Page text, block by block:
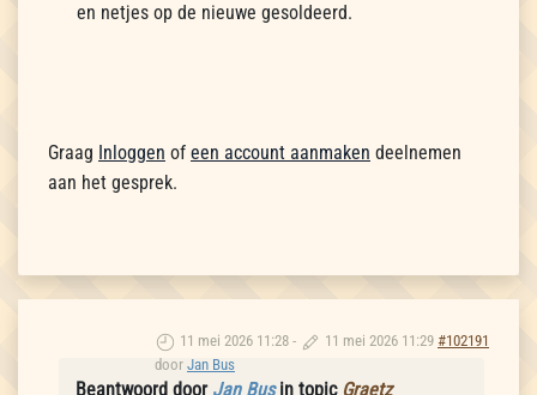
en netjes op de nieuwe gesoldeerd.
Graag Inloggen of een account aanmaken deelnemen
aan het gesprek.
11 mei 2026 11:28 - 11 mei 2026 11:29 #102191
door Jan Bus
Beantwoord door Jan Busin topic Graetz